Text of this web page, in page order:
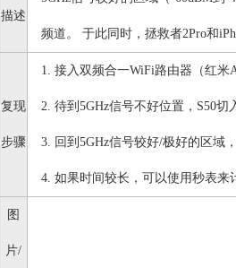
描述
频道。 于此同时，拯救者2Pro和
复现
步骤
1. 接入双频合一WiFi路由器（红米
2. 待到5GHz信号不好位置，S50切
3. 回到5GHz信号较好/极好的区域
4. 如果时间较长，可以使用秒表来
图
片/